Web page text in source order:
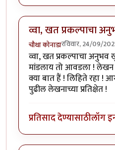
व्वा, खत प्रकल्पाचा
चौथा कोनाडारविवार, 24/09/
व्वा, खत प्रकल्पाचा
मांडलाय तो आवडला !
क्या बात हैं ! लिहिते रहा !
पुढील लेखनाच्या प्रतिक्षेत !
प्रतिसाद देण्यासाठीलॉग